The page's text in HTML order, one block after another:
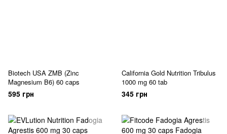
Biotech USA ZMB (Zinc
Magnesium B6) 60 caps
595 грн
California Gold Nutrition Tribulus
1000 mg 60 tab
345 грн